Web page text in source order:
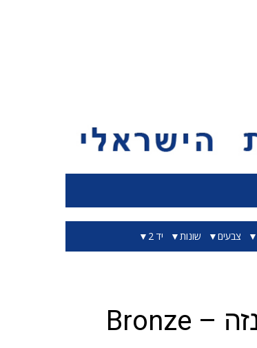
צבעים שונות יד 2
צבע בגוון ברונזה – Bronze